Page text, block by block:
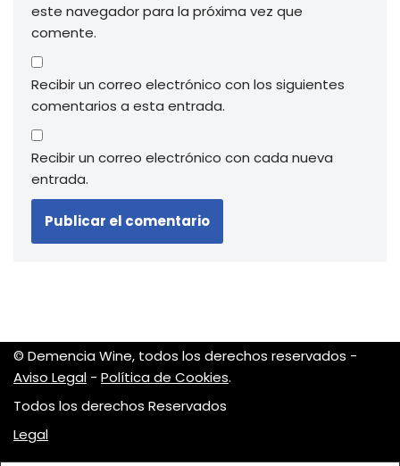
este navegador para la próxima vez que
comente.
Recibir un correo electrónico con los siguientes
comentarios a esta entrada.
Recibir un correo electrónico con cada nueva
entrada.
© Demencia Wine, todos los derechos reservados -
Aviso Legal - Política de Cookies.
Todos los derechos Reservados
Legal